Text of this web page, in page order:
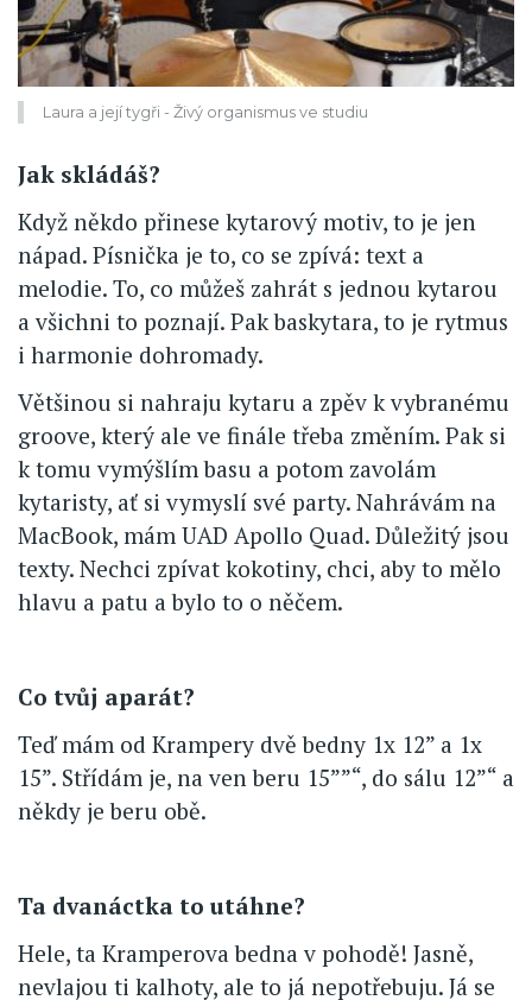
Laura a její tygři - Živý organismus ve studiu
Jak skládáš?
Když někdo přinese kytarový motiv, to je jen
nápad. Písnička je to, co se zpívá: text a
melodie. To, co můžeš zahrát s jednou kytarou
a všichni to poznají. Pak baskytara, to je rytmus
i harmonie dohromady.
Většinou si nahraju kytaru a zpěv k vybranému
groove, který ale ve finále třeba změním. Pak si
k tomu vymýšlím basu a potom zavolám
kytaristy, ať si vymyslí své party. Nahrávám na
MacBook, mám UAD Apollo Quad. Důležitý jsou
texty. Nechci zpívat kokotiny, chci, aby to mělo
hlavu a patu a bylo to o něčem.
Co tvůj aparát?
Teď mám od Krampery dvě bedny 1x 12” a 1x
15”. Střídám je, na ven beru 15””“, do sálu 12”“ a
někdy je beru obě.
Ta dvanáctka to utáhne?
Hele, ta Kramperova bedna v pohodě! Jasně,
nevlajou ti kalhoty, ale to já nepotřebuju. Já se